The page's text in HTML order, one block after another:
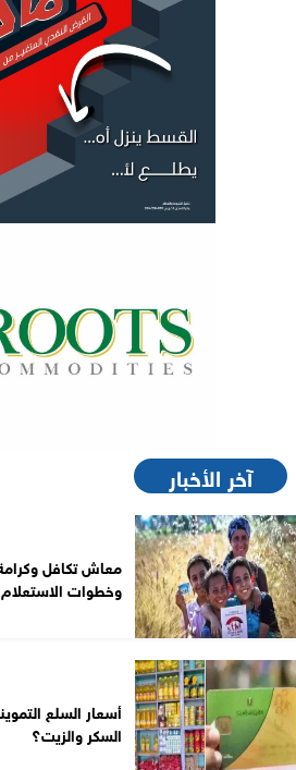
آخر الأخبار
وخطوات الاستعلام
السكر والزيت؟